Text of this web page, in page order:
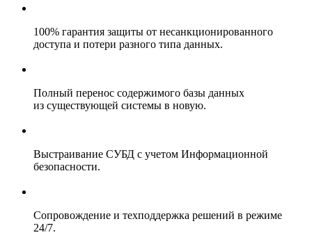
100% гарантия защиты от несанкционированного
доступа и потери разного типа данных.
Полный перенос содержимого базы данных
из существующей системы в новую.
Выстраивание СУБД с учетом Информационной
безопасности.
Сопровождение и техподдержка решений в режиме
24/7.